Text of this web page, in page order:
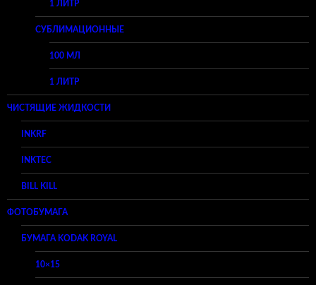
1 ЛИТР
СУБЛИМАЦИОННЫЕ
100 МЛ
1 ЛИТР
ЧИСТЯЩИЕ ЖИДКОСТИ
INKRF
INKTEC
BILL KILL
ФОТОБУМАГА
БУМАГА KODAK ROYAL
10×15